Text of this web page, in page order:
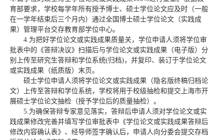
育部要求，学校每学年所有授予博士、硕士学位论文应及时（一般
在一学年结束后三个月内）通过全国博士硕士学位论文（实践成
果）管理平台交存教育部学位中心。
4.为把好学位论文或实践成果质量关，学位申请人须将学位审
批表中的《答辩决议》扫描后与学位论文或实践成果（电子版）分
别上传至研究生答辩和学位系统(归档)，并复印、装订于学位论文
或实践成果（纸质版）末页。
硕士学位申请人须将学位论文或实践成果（隐名版终稿归档论
文）上传至答辩和学位系统，学校将用于校级抽检和提交上海市开
展硕士学位论文抽检（授予学位后的质量抽检）。
5.为确保答辩专家意见落实，答辩后申请人须对学位论文或实
践成果修改完善并填写学位审批表中《学位论文或实践成果答辩后
修改内容确认表》、经导师签字确认后，申请人向分委会提交存档